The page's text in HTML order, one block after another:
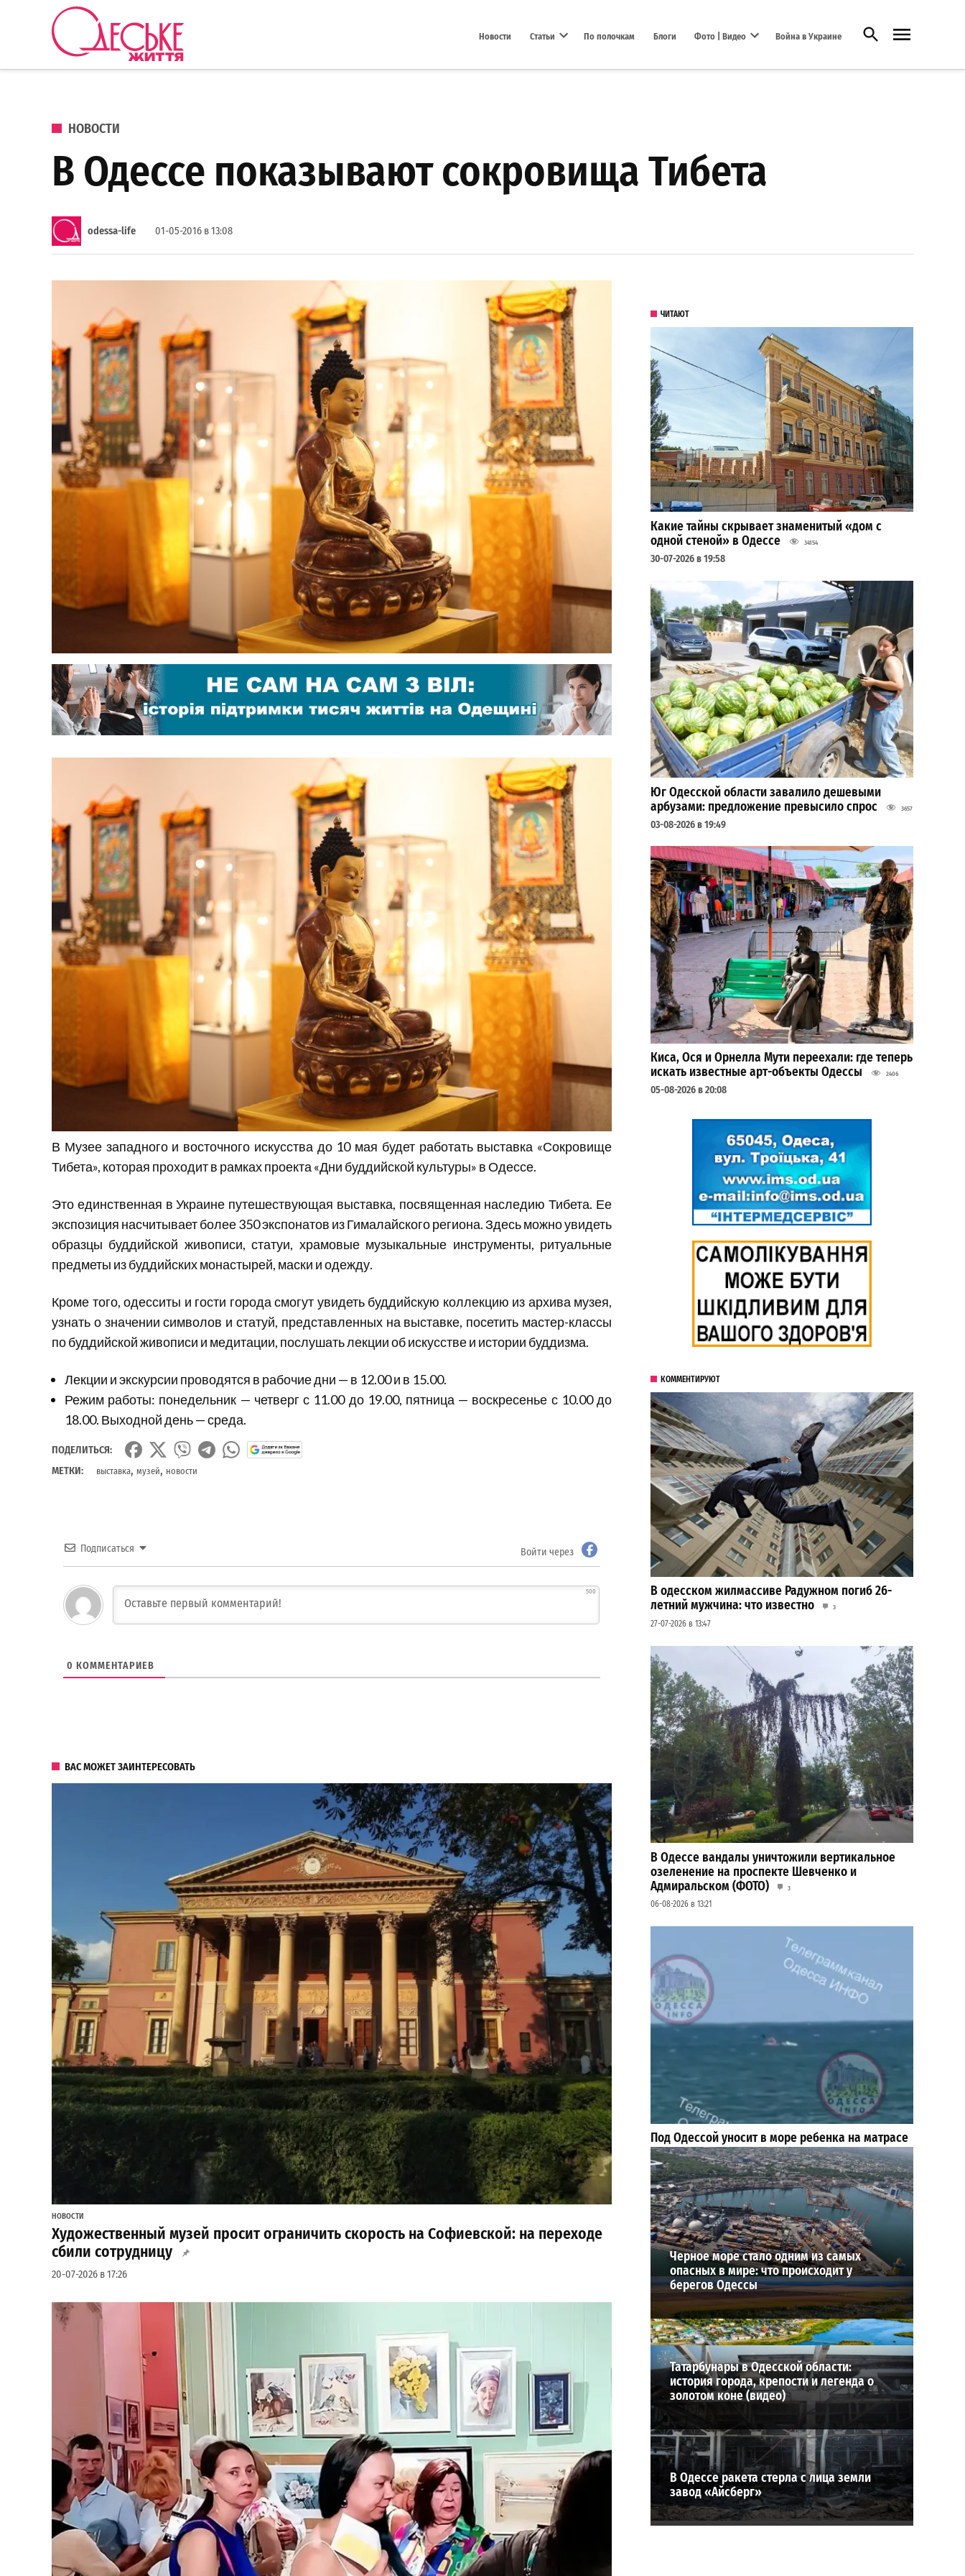
Перейти к содержанию
Новости Статьи По полочкам Блоги Фото | Видео Война в Украине Открыть поиск
ОПУБЛИКОВАНО В
НОВОСТИ
В Одессе показывают сокровища Тибета
odessa-life 01-05-2016 в 13:08
В Музее западного и восточного искусства до 10 мая будет работать выставка «Сокровище
Тибета», которая проходит в рамках проекта «Дни буддийской культуры» в Одессе.
Это единственная в Украине путешествующая выставка, посвященная наследию Тибета. Ее
экспозиция насчитывает более 350 экспонатов из Гималайского региона. Здесь можно увидеть
образцы буддийской живописи, статуи, храмовые музыкальные инструменты, ритуальные
предметы из буддийских монастырей, маски и одежду.
Кроме того, одесситы и гости города смогут увидеть буддийскую коллекцию из архива музея,
узнать о значении символов и статуй, представленных на выставке, посетить мастер-классы
по буддийской живописи и медитации, послушать лекции об искусстве и истории буддизма.
Лекции и экскурсии проводятся в рабочие дни — в 12.00 и в 15.00.
Режим работы: понедельник — четверг с 11.00 до 19.00, пятница — воскресенье с 10.00 до
18.00. Выходной день — среда.
ПОДЕЛИТЬСЯ:
МЕТКИ:
выставка, музей, новости
Подписаться Войти через
500
0 КОММЕНТАРИЕВ
ВАС МОЖЕТ ЗАИНТЕРЕСОВАТЬ
НОВОСТИ
Художественный музей просит ограничить скорость на Софиевской: на переходе
сбили сотрудницу
20-07-2026 в 17:26
ЧИТАЮТ
Какие тайны скрывает знаменитый «дом с
одной стеной» в Одессе
34154
30-07-2026 в 19:58
Юг Одесской области завалило дешевыми
арбузами: предложение превысило спрос
3657
03-08-2026 в 19:49
Киса, Ося и Орнелла Мути переехали: где теперь
искать известные арт-объекты Одессы
2406
05-08-2026 в 20:08
КОММЕНТИРУЮТ
В одесском жилмассиве Радужном погиб 26-
летний мужчина: что известно
3
27-07-2026 в 13:47
В Одессе вандалы уничтожили вертикальное
озеленение на проспекте Шевченко и
Адмиральском (ФОТО)
3
06-08-2026 в 13:21
Под Одессой уносит в море ребенка на матрасе
и мужчину: идет спасательная операция
28-07-2026 в 17:51
ВИБОР РЕДАКЦИИ
Черное море стало одним из самых
опасных в мире: что происходит у
берегов Одессы
Татарбунары в Одесской области:
история города, крепости и легенда о
золотом коне (видео)
В Одессе ракета стерла с лица земли
завод «Айсберг»